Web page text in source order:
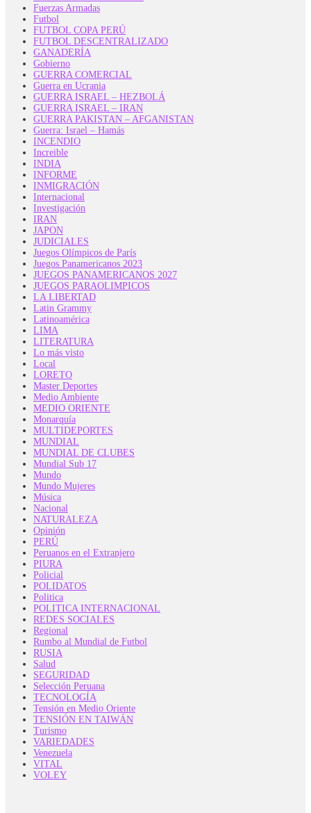
Fuerzas Armadas
Futbol
FUTBOL COPA PERÚ
FUTBOL DESCENTRALIZADO
GANADERÍA
Gobierno
GUERRA COMERCIAL
Guerra en Ucrania
GUERRA ISRAEL – HEZBOLÁ
GUERRA ISRAEL – IRAN
GUERRA PAKISTAN – AFGANISTAN
Guerra: Israel – Hamás
INCENDIO
Increible
INDIA
INFORME
INMIGRACIÓN
Internacional
Investigación
IRAN
JAPON
JUDICIALES
Juegos Olímpicos de París
Juegos Panamericanos 2023
JUEGOS PANAMERICANOS 2027
JUEGOS PARAOLIMPICOS
LA LIBERTAD
Latin Grammy
Latinoamérica
LIMA
LITERATURA
Lo más visto
Local
LORETO
Master Deportes
Medio Ambiente
MEDIO ORIENTE
Monarquía
MULTIDEPORTES
MUNDIAL
MUNDIAL DE CLUBES
Mundial Sub 17
Mundo
Mundo Mujeres
Música
Nacional
NATURALEZA
Opinión
PERÚ
Peruanos en el Extranjero
PIURA
Policial
POLIDATOS
Politica
POLITICA INTERNACIONAL
REDES SOCIALES
Regional
Rumbo al Mundial de Futbol
RUSIA
Salud
SEGURIDAD
Selección Peruana
TECNOLOGÍA
Tensión en Medio Oriente
TENSIÓN EN TAIWÁN
Turismo
VARIEDADES
Venezuela
VITAL
VOLEY